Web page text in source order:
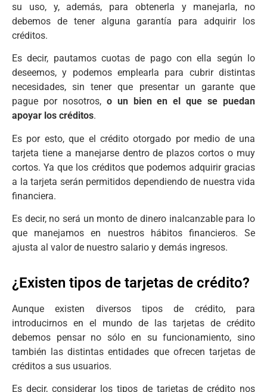
su uso, y, además, para obtenerla y manejarla, no
debemos de tener alguna garantía para adquirir los
créditos.
Es decir, pautamos cuotas de pago con ella según lo
deseemos, y podemos emplearla para cubrir distintas
necesidades, sin tener que presentar un garante que
pague por nosotros, o un bien en el que se puedan
apoyar los créditos.
Es por esto, que el crédito otorgado por medio de una
tarjeta tiene a manejarse dentro de plazos cortos o muy
cortos. Ya que los créditos que podemos adquirir gracias
a la tarjeta serán permitidos dependiendo de nuestra vida
financiera.
Es decir, no será un monto de dinero inalcanzable para lo
que manejamos en nuestros hábitos financieros. Se
ajusta al valor de nuestro salario y demás ingresos.
¿Existen tipos de tarjetas de crédito?
Aunque existen diversos tipos de crédito, para
introducirnos en el mundo de las tarjetas de crédito
debemos pensar no sólo en su funcionamiento, sino
también las distintas entidades que ofrecen tarjetas de
créditos a sus usuarios.
Es decir, considerar los tipos de tarjetas de crédito nos